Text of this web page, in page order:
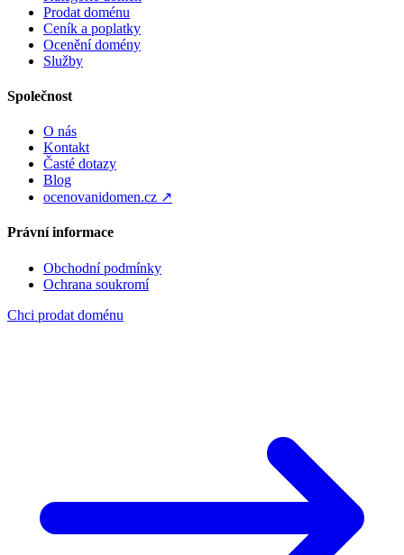
Prodat doménu
Ceník a poplatky
Ocenění domény
Služby
Společnost
O nás
Kontakt
Časté dotazy
Blog
ocenovanidomen.cz ↗
Právní informace
Obchodní podmínky
Ochrana soukromí
Chci prodat doménu